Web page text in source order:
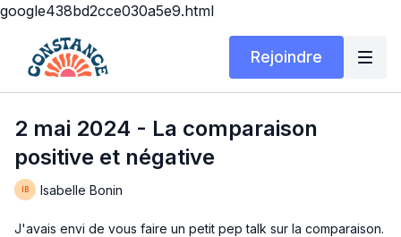
google438bd2cce030a5e9.html
Rejoindre
2 mai 2024 - La comparaison
positive et négative
Isabelle Bonin
J'avais envi de vous faire un petit pep talk sur la comparaison.